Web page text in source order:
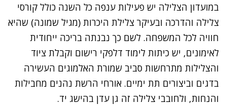
במועדון הצלילה יש פעילות ענפה כל השנה כולל קורסי
צלילה והדרכה ובעיקר צלילת היכרות (מגיל שמונה) שהיא
חוויה לכל המשפחה. לשם כך נבנתה בריכה ייחודית
לאימונים, יש כיתות לימוד דלפקי רישום וקבלת ציוד
והצלילות מתרחשות סביב שמורת האלמוגים העשירה
בדגים וביצורים תת ימיים. אורחי הרשת נהנים מחבילות
והנחות, ולחובבי צלילה זה גן עדן בהישג יד.